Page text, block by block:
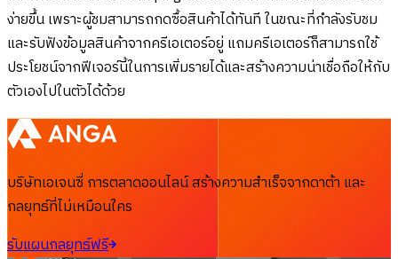
ง่ายขึ้น เพราะผู้ชมสามารถกดซื้อสินค้าได้ทันที ในขณะที่กำลังรับชม
และรับฟังข้อมูลสินค้าจากครีเอเตอร์อยู่ แถมครีเอเตอร์ก็สามารถใช้
ประโยชน์จากฟีเจอร์นี้ในการเพิ่มรายได้และสร้างความน่าเชื่อถือให้กับ
ตัวเองไปในตัวได้ด้วย
บริษัทเอเจนซี่ การตลาดออนไลน์ สร้างความสำเร็จจากดาต้า และ
กลยุทธ์ที่ไม่เหมือนใคร
รับแผนกลยุทธ์ฟรี